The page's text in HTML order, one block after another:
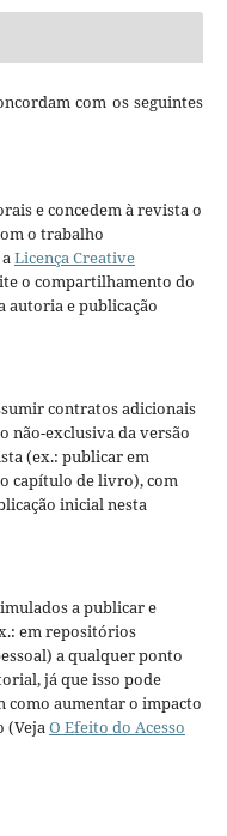
com os seguintes
e concedem à revista o
o trabalho
Licença Creative
o compartilhamento do
autoria e publicação
contratos adicionais
não-exclusiva da versão
(ex.: publicar em
capítulo de livro), com
inicial nesta
a publicar e
em repositórios
a qualquer ponto
já que isso pode
como aumentar o impacto
(VejaO Efeito do Acesso